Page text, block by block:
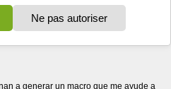
a generar un macro que me ayude a